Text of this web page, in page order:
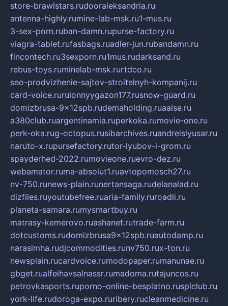
store-brawlstars.rudooraleksandria.ru
antenna-highly.rumine-lab-msk.ru1-mus.ru
3-sex-porn.ruban-damn.rupurse-factory.ru
viagra-tablet.rufasbags.ruadler-jun.rubandamn.ru
fincontech.ru3sexporn.ru1mus.rudarksand.ru
rebus-toys.ruminelab-msk.rurtdco.ru
seo-prodvizhenie-sajtov-stroitelnyh-kompanij.ru
card-voice.rurulonnyygazon177.rusnow-guard.ru
domizbrusa-9x12spb.rudemaholding.ruaalse.ru
a380club.ruargentinamia.ruperkoka.rumovie-one.ru
perk-oka.rug-octopus.rusibarchives.ruandreislyusar.ru
naruto-x.rupursefactory.rutor-lyubov-i-grom.ru
spayderhed-2022.rumovieone.ruevro-dez.ru
webamator.ruma-absolut1.ruavtopomosch27.ru
nv-750.runews-plain.runertansaga.rudelanalad.ru
dizfiles.ruyoutubefree.ruaria-family.ruroadli.ru
planeta-samara.rumysmartbuy.ru
matrasy-kemerovo.ruashanet.rutrade-farm.ru
dotcustoms.rudomizbrusa9x12spb.ruautodamp.ru
narasimha.rudjcommodities.runv750.rux-ton.ru
newsplain.rucardvoice.rumodopaper.rumanunae.ru
gbget.rualfeihavsalnassr.rumadoma.rutajuncos.ru
petrovkasports.ruporno-online-besplatno.rusplclub.ru
york-life.rudoroga-expo.ruribery.rucleanmedicine.ru